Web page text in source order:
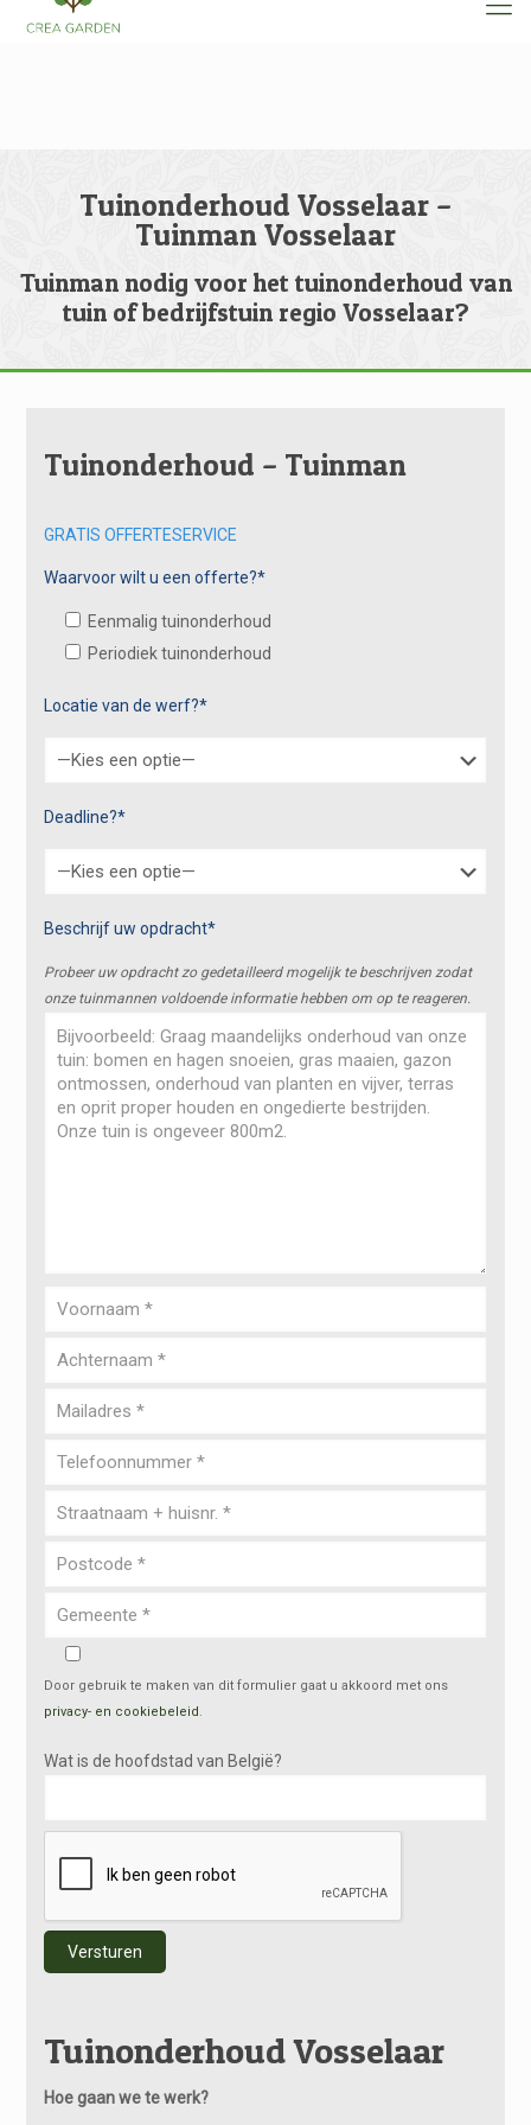
Tuinonderhoud Vosselaar –
Tuinman Vosselaar
Tuinman nodig voor het tuinonderhoud van
tuin of bedrijfstuin regio Vosselaar?
Tuinonderhoud – Tuinman
GRATIS OFFERTESERVICE
Waarvoor wilt u een offerte?*
Eenmalig tuinonderhoud
Periodiek tuinonderhoud
Locatie van de werf?*
Deadline?*
Beschrijf uw opdracht*
Probeer uw opdracht zo gedetailleerd mogelijk te beschrijven zodat
onze tuinmannen voldoende informatie hebben om op te reageren.
Door gebruik te maken van dit formulier gaat u akkoord met ons
privacy- en cookiebeleid.
Wat is de hoofdstad van België?
Tuinonderhoud Vosselaar
Hoe gaan we te werk?